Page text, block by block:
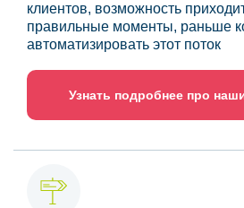
клиентов, возможность
правильные моменты, раньше
автоматизировать этот поток
Узнать подробнее про